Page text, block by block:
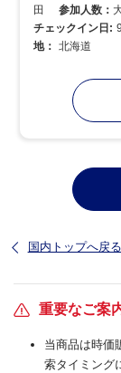
田
参加人数：
チェックイン日:
地： 北海道
国内トップへ戻る
重要なご案
当商品は時価
索タイミング